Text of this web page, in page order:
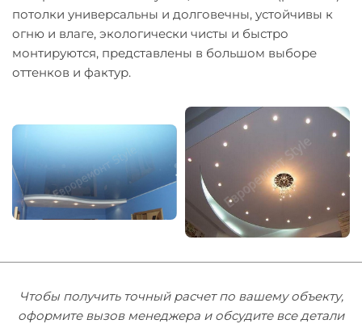
потолки универсальны и долговечны, устойчивы к
огню и влаге, экологически чисты и быстро
монтируются, представлены в большом выборе
оттенков и фактур.
Чтобы получить точный расчет по вашему объекту,
оформите вызов менеджера и обсудите все детали